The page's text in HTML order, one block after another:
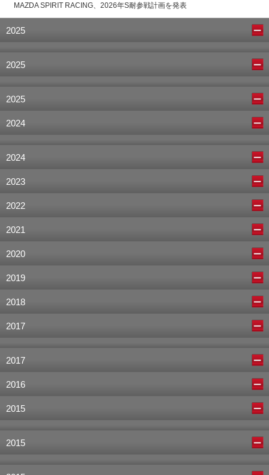
MAZDA SPIRIT RACING、2026年S耐参戦計画を発表
2025
2025
2025
2024
2024
2023
2022
2021
2020
2019
2018
2017
2017
2016
2015
2015